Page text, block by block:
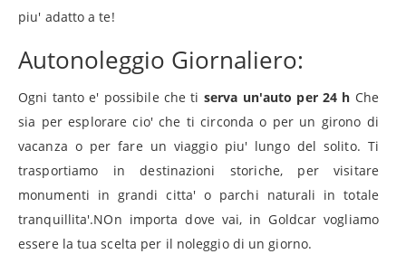
piu' adatto a te!
Autonoleggio Giornaliero:
Ogni tanto e' possibile che ti serva un'auto per 24 h Che
sia per esplorare cio' che ti circonda o per un girono di
vacanza o per fare un viaggio piu' lungo del solito. Ti
trasportiamo in destinazioni storiche, per visitare
monumenti in grandi citta' o parchi naturali in totale
tranquillita'.NOn importa dove vai, in Goldcar vogliamo
essere la tua scelta per il noleggio di un giorno.